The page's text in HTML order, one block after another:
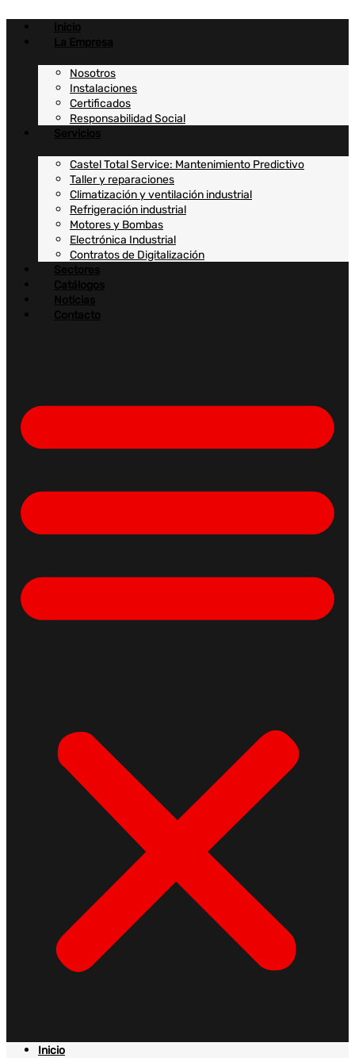
contenido
Inicio
La Empresa
Nosotros
Instalaciones
Certificados
Responsabilidad Social
Servicios
Castel Total Service: Mantenimiento Predictivo
Taller y reparaciones
Climatización y ventilación industrial
Refrigeración industrial
Motores y Bombas
Electrónica Industrial
Contratos de Digitalización
Sectores
Catálogos
Noticias
Contacto
Inicio